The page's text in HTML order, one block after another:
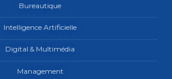
Bureautique
Intelligence Artificielle
Digital & Multimédia
Management